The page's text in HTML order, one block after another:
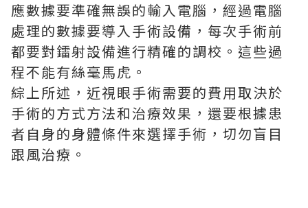
應數據要準確無誤的輸入電腦，經過電腦
處理的數據要導入手術設備，每次手術前
都要對鐳射設備進行精確的調校。這些過
程不能有絲毫馬虎。
綜上所述，近視眼手術需要的費用取決於
手術的方式方法和治療效果，還要根據患
者自身的身體條件來選擇手術，切勿盲目
跟風治療。